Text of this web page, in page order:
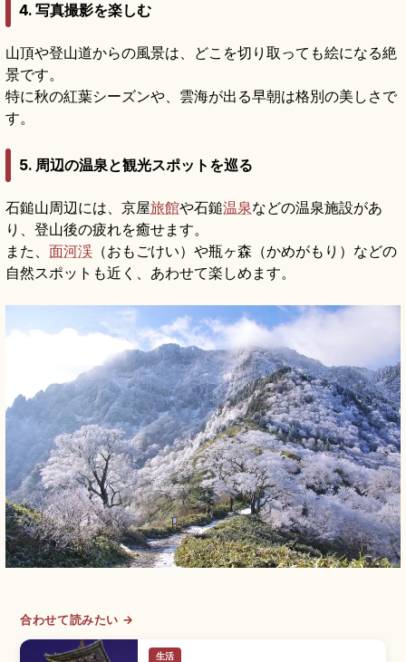
4. 写真撮影を楽しむ
山頂や登山道からの風景は、どこを切り取っても絵になる絶
景です。
特に秋の紅葉シーズンや、雲海が出る早朝は格別の美しさで
す。
5. 周辺の温泉と観光スポットを巡る
石鎚山周辺には、京屋旅館や石鎚温泉などの温泉施設があ
り、登山後の疲れを癒せます。
また、 面河渓 （おもごけい）や瓶ヶ森（かめがもり）などの
自然スポットも近く、あわせて楽しめます。
合わせて読みたい →
生活